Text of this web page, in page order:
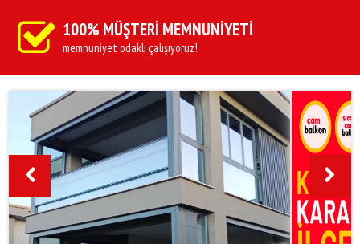
100% MÜŞTERİ MEMNUNİYETİ
memnuniyet odaklı çalışıyoruz!